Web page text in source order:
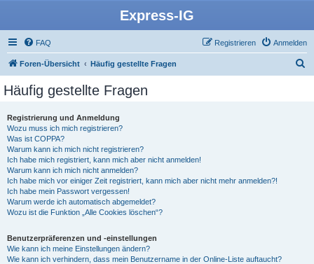
Express-IG
FAQ Anmelden
Registrieren
Foren-Übersicht Häufig gestellte Fragen
Häufig gestellte Fragen
Registrierung und Anmeldung
Wozu muss ich mich registrieren?
Was ist COPPA?
Warum kann ich mich nicht registrieren?
Ich habe mich registriert, kann mich aber nicht anmelden!
Warum kann ich mich nicht anmelden?
Ich habe mich vor einiger Zeit registriert, kann mich aber nicht mehr anmelden?!
Ich habe mein Passwort vergessen!
Warum werde ich automatisch abgemeldet?
Wozu ist die Funktion „Alle Cookies löschen“?
Benutzerpräferenzen und -einstellungen
Wie kann ich meine Einstellungen ändern?
Wie kann ich verhindern, dass mein Benutzername in der Online-Liste auftaucht?